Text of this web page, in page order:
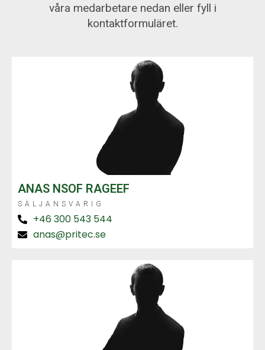
våra medarbetare nedan eller fyll i
kontaktformuläret.
ANAS NSOF RAGEEF
SÄLJANSVARIG
+46 300 543 544
anas@pritec.se